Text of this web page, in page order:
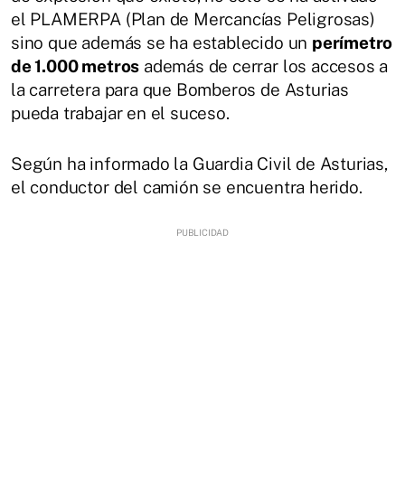
el PLAMERPA (Plan de Mercancías Peligrosas)
sino que además se ha establecido un perímetro
de 1.000 metros además de cerrar los accesos a
la carretera para que Bomberos de Asturias
pueda trabajar en el suceso.
Según ha informado la Guardia Civil de Asturias,
el conductor del camión se encuentra herido.